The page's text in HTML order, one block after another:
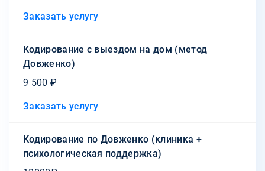
Заказать услугу
Кодирование с выездом на дом (метод
Довженко)
9 500 ₽
Заказать услугу
Кодирование по Довженко (клиника +
психологическая поддержка)